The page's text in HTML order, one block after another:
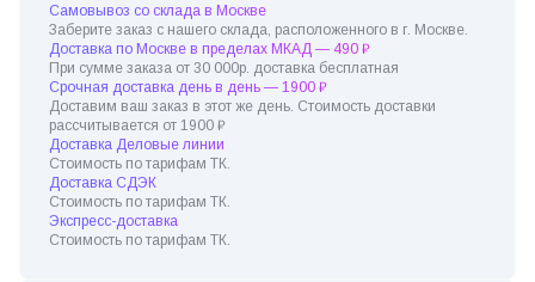
Самовывоз со склада в Москве
Заберите заказ с нашего склада, расположенного в г. Москве.
Доставка по Москве в пределах МКАД — 490 ₽
При сумме заказа от 30 000р. доставка бесплатная
Срочная доставка день в день — 1900 ₽
Доставим ваш заказ в этот же день. Стоимость доставки
рассчитывается от 1900 ₽
Доставка Деловые линии
Стоимость по тарифам ТК.
Доставка СДЭК
Стоимость по тарифам ТК.
Экспресс-доставка
Стоимость по тарифам ТК.